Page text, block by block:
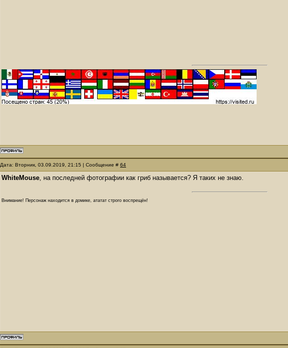
Дата: Вторник, 03.09.2019, 21:15 | Сообщение # 64
WhiteMouse, на последней фотографии как гриб называется? Я таких не знаю.
Внимание! Персонаж находится в домике, ататат строго воспрещён!